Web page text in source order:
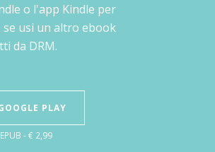
o l'app Kindle per
se usi un altro ebook
da DRM.
PLAY
EPUB - € 2,99